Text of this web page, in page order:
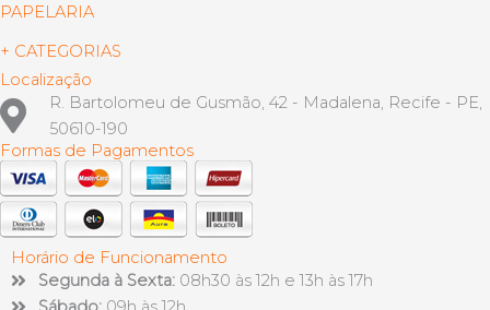
PAPELARIA
+ CATEGORIAS
Localização
R. Bartolomeu de Gusmão, 42 - Madalena, Recife - PE,
50610-190
Formas de Pagamentos
Horário de Funcionamento
Segunda à Sexta: 08h30 às 12h e 13h às 17h